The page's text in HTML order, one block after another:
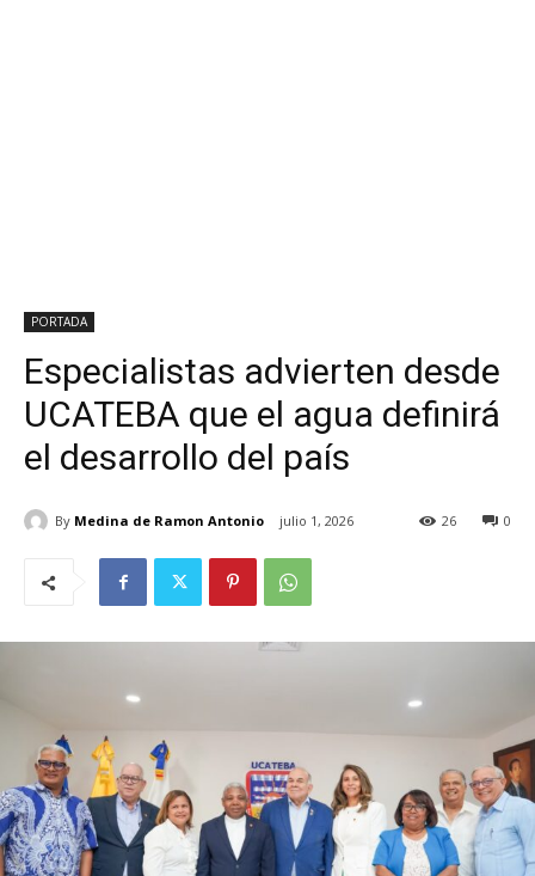
PORTADA
Especialistas advierten desde
UCATEBA que el agua definirá
el desarrollo del país
By Medina de Ramon Antonio julio 1, 2026 0
26